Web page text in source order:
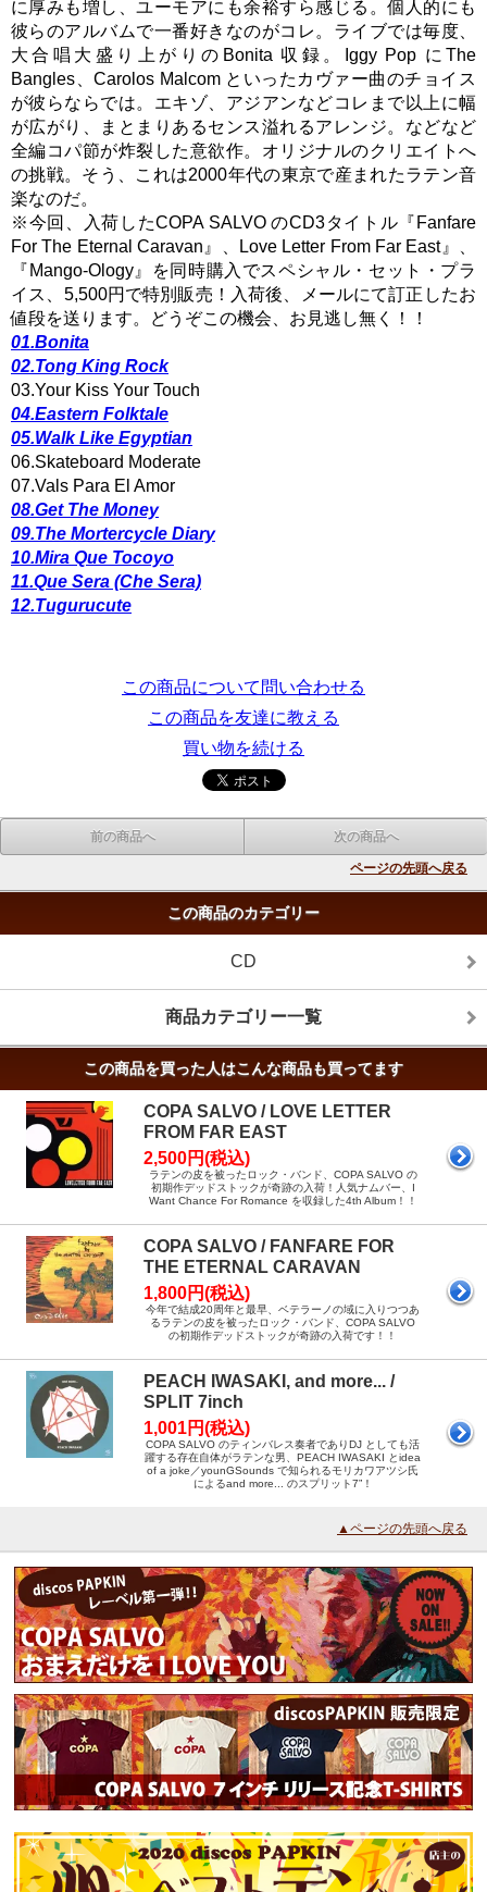
に厚みも増し、ユーモアにも余裕すら感じる。個人的にも
彼らのアルバムで一番好きなのがコレ。ライブでは毎度、
大合唱大盛り上がりのBonita 収録。Iggy Pop にThe
Bangles、Carolos Malcom といったカヴァー曲のチョイス
が彼らならでは。エキゾ、アジアンなどコレまで以上に幅
が広がり、まとまりあるセンス溢れるアレンジ。などなど
全編コパ節が炸裂した意欲作。オリジナルのクリエイトへ
の挑戦。そう、これは2000年代の東京で産まれたラテン音
楽なのだ。
※今回、入荷したCOPA SALVO のCD3タイトル『Fanfare
For The Eternal Caravan』、Love Letter From Far East』、
『Mango-Ology』を同時購入でスペシャル・セット・プラ
イス、5,500円で特別販売！入荷後、メールにて訂正したお
値段を送ります。どうぞこの機会、お見逃し無く！！
01.Bonita
02.Tong King Rock
03.Your Kiss Your Touch
04.Eastern Folktale
05.Walk Like Egyptian
06.Skateboard Moderate
07.Vals Para El Amor
08.Get The Money
09.The Mortercycle Diary
10.Mira Que Tocoyo
11.Que Sera (Che Sera)
12.Tugurucute
この商品について問い合わせる
この商品を友達に教える
買い物を続ける
前の商品へ 次の商品へ
ページの先頭へ戻る
この商品のカテゴリー
CD
商品カテゴリー一覧
この商品を買った人はこんな商品も買ってます
COPA SALVO / LOVE LETTER
FROM FAR EAST
2,500円(税込)
ラテンの皮を被ったロック・バンド、COPA SALVO の
初期作デッドストックが奇跡の入荷！人気ナムバー、I
Want Chance For Romance を収録した4th Album！！
COPA SALVO / FANFARE FOR
THE ETERNAL CARAVAN
1,800円(税込)
今年で結成20周年と最早、ベテラーノの域に入りつつあ
るラテンの皮を被ったロック・バンド、COPA SALVO
の初期作デッドストックが奇跡の入荷です！！
PEACH IWASAKI, and more... /
SPLIT 7inch
1,001円(税込)
COPA SALVO のティンバレス奏者でありDJ としても活
躍する存在自体がラテンな男、PEACH IWASAKI とidea
of a joke／younGSounds で知られるモリカワアツシ氏
によるand more... のスプリット7”！
▲ページの先頭へ戻る